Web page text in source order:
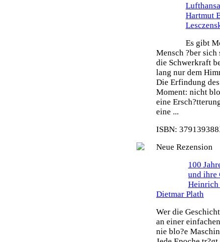
Hartmut
Es gibt
Mensch ?ber sich
die Schwerkraft
lang nur dem
Die Erfindung
Moment: nicht
eine
eine ...
ISBN:
Neue Rezension
100
und ihre
Heinrich
Dietmar Plath
Wer die
an einer
nie blo?e